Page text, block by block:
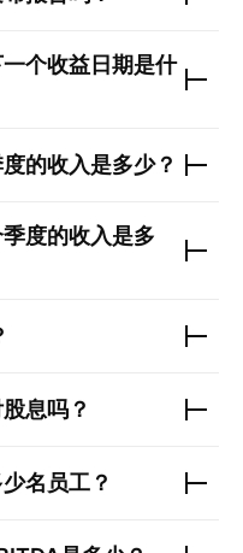
个收益日期是什
度的收入是多少？
季度的收入是多
息吗？
名员工？